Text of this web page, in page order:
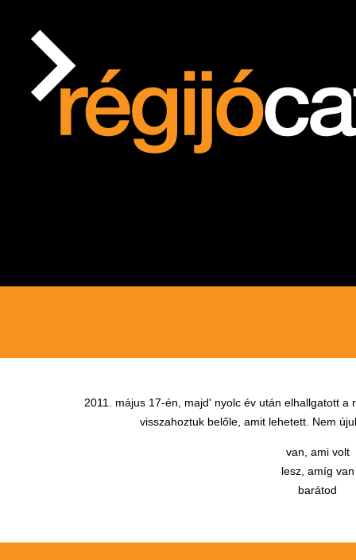
2011. május 17-én, majd' nyolc év után elhallgatott
visszahoztuk belőle, amit lehetett. Nem
van, ami volt
lesz, amíg van
barátod